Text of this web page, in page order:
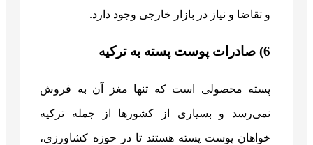
و تقاضا و نیاز در بازار خارجی وجود دارد.
6) صادرات پوست پسته به ترکیه
پسته محصولی است که تنها مغز آن به فروش
نمی‌رسد و بسیاری از کشورها از جمله ترکیه
خواهان پوست پسته هستند تا در حوزه کشاورزی،